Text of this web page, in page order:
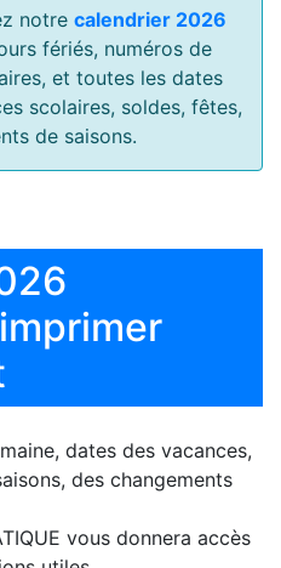
notre calendrier 2026
fériés, numéros de
et toutes les dates
scolaires, soldes, fêtes,
de saisons.
dates des vacances,
des changements
vous donnera accès